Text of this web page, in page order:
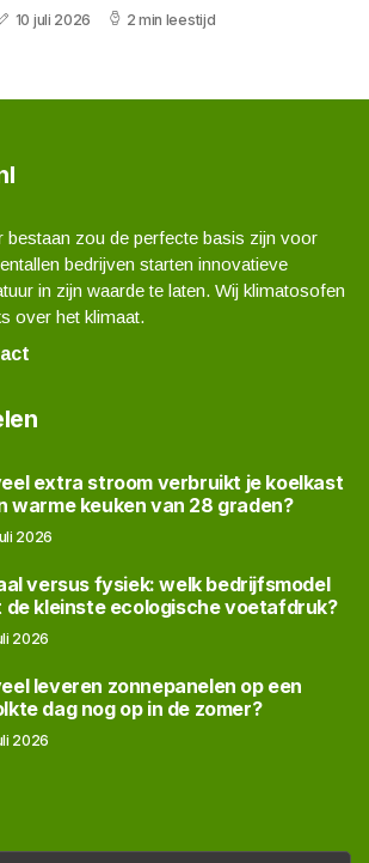
10 juli 2026 2 min leestijd
bestaan zou de perfecte basis zijn voor
bedrijven starten innovatieve
in zijn waarde te laten. Wij klimatosofen
over het klimaat.
extra stroom verbruikt je koelkast
warme keuken van 28 graden?
2026
versus fysiek: welk bedrijfsmodel
de kleinste ecologische voetafdruk?
2026
leveren zonnepanelen op een
dag nog op in de zomer?
2026